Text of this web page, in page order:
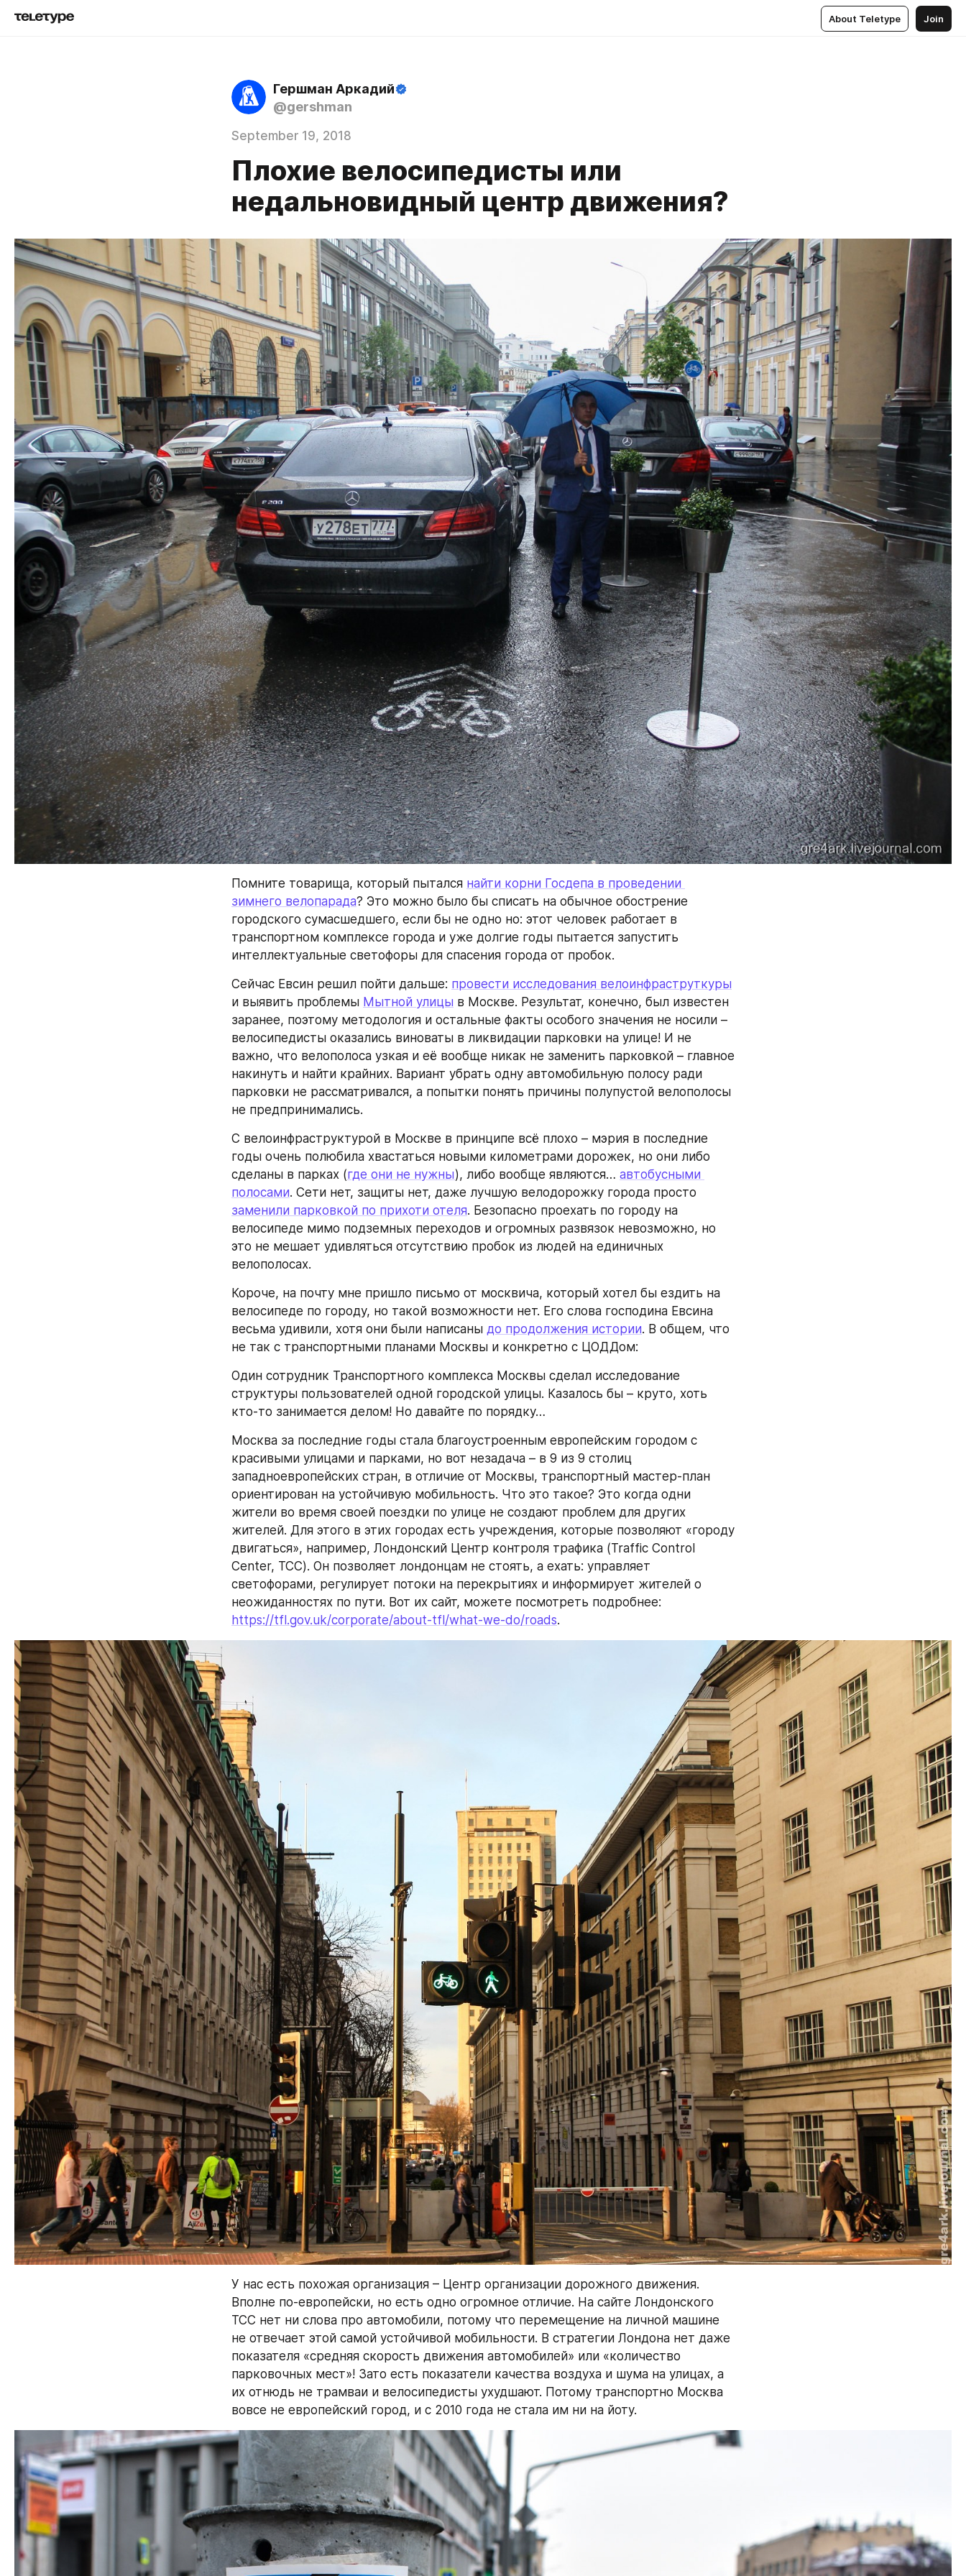
About Teletype Join
Гершман Аркадий
@gershman
September 19, 2018
Плохие велосипедисты или
недальновидный центр движения?
Помните товарища, который пытался найти корни Госдепа в проведении
зимнего велопарада? Это можно было бы списать на обычное обострение
городского сумасшедшего, если бы не одно но: этот человек работает в
транспортном комплексе города и уже долгие годы пытается запустить
интеллектуальные светофоры для спасения города от пробок.
Сейчас Евсин решил пойти дальше: провести исследования велоинфраструткуры
и выявить проблемы Мытной улицы в Москве. Результат, конечно, был известен
заранее, поэтому методология и остальные факты особого значения не носили –
велосипедисты оказались виноваты в ликвидации парковки на улице! И не
важно, что велополоса узкая и её вообще никак не заменить парковкой – главное
накинуть и найти крайних. Вариант убрать одну автомобильную полосу ради
парковки не рассматривался, а попытки понять причины полупустой велополосы
не предпринимались.
С велоинфраструктурой в Москве в принципе всё плохо – мэрия в последние
годы очень полюбила хвастаться новыми километрами дорожек, но они либо
сделаны в парках (где они не нужны), либо вообще являются… автобусными
полосами
заменили парковкой по прихоти отеля. Безопасно проехать по городу на
велосипеде мимо подземных переходов и огромных развязок невозможно, но
это не мешает удивляться отсутствию пробок из людей на единичных
велополосах.
Короче, на почту мне пришло письмо от москвича, который хотел бы ездить на
велосипеде по городу, но такой возможности нет. Его слова господина Евсина
весьма удивили, хотя они были написаны до продолжения истории. В общем, что
не так с транспортными планами Москвы и конкретно с ЦОДДом:
Один сотрудник Транспортного комплекса Москвы сделал исследование
структуры пользователей одной городской улицы. Казалось бы – круто, хоть
кто-то занимается делом! Но давайте по порядку…
Москва за последние годы стала благоустроенным европейским городом с
красивыми улицами и парками, но вот незадача – в 9 из 9 столиц
западноевропейских стран, в отличие от Москвы, транспортный мастер-план
ориентирован на устойчивую мобильность. Что это такое? Это когда одни
жители во время своей поездки по улице не создают проблем для других
жителей. Для этого в этих городах есть учреждения, которые позволяют «городу
двигаться», например, Лондонский Центр контроля трафика (Traffic Control
Center, TCC). Он позволяет лондонцам не стоять, а ехать: управляет
светофорами, регулирует потоки на перекрытиях и информирует жителей о
https://tfl.gov.uk/corporate/about-tfl/what-we-do/roads.
У нас есть похожая организация – Центр организации дорожного движения.
Вполне по-европейски, но есть одно огромное отличие. На сайте Лондонского
TCC нет ни слова про автомобили, потому что перемещение на личной машине
не отвечает этой самой устойчивой мобильности. В стратегии Лондона нет даже
показателя «средняя скорость движения автомобилей» или «количество
парковочных мест»! Зато есть показатели качества воздуха и шума на улицах, а
их отнюдь не трамваи и велосипедисты ухудшают. Потому транспортно Москва
вовсе не европейский город, и с 2010 года не стала им ни на йоту.